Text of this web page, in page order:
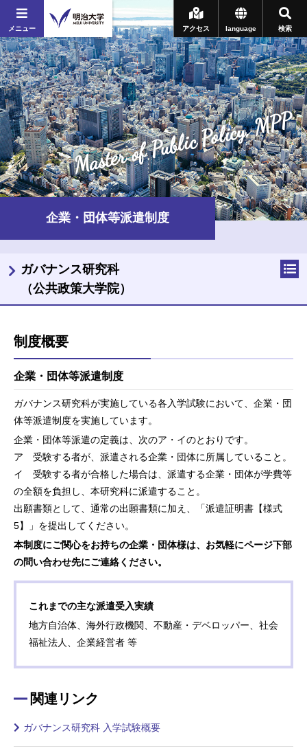
メニュー 検索
language
アクセス
Master of Public Policy, MPP
企業・団体等派遣制度
制度概要
企業・団体等派遣制度
ガバナンス研究科が実施している各入学試験において、企業・団
体等派遣制度を実施しています。
企業・団体等派遣の定義は、次のア・イのとおりです。
ア 受験する者が、派遣される企業・団体に所属していること。
イ 受験する者が合格した場合は、派遣する企業・団体が学費等
の全額を負担し、本研究科に派遣すること。
出願書類として、通常の出願書類に加え、「派遣証明書【様式
5】」を提出してください。
本制度にご関心をお持ちの企業・団体様は、お気軽にページ下部
の問い合わせ先にご連絡ください。
これまでの主な派遣受入実績
地方自治体、海外行政機関、不動産・デベロッパー、社会
福祉法人、企業経営者 等
関連リンク
ガバナンス研究科 入学試験概要
ガバナンス研究科
（公共政策大学院）